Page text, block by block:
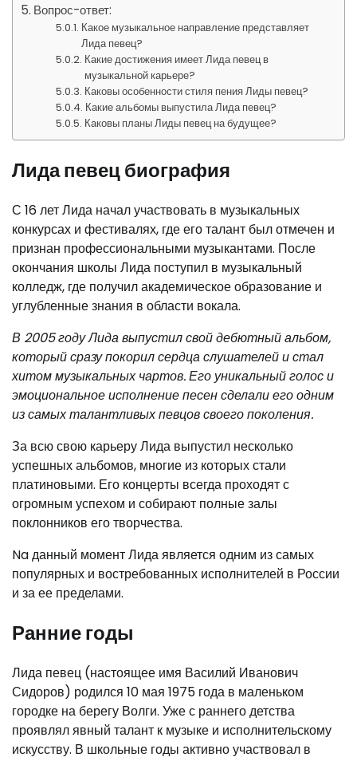
Вопрос-ответ:
Какое музыкальное направление представляет
Лида певец?
Какие достижения имеет Лида певец в
музыкальной карьере?
Каковы особенности стиля пения Лиды певец?
Какие альбомы выпустила Лида певец?
Каковы планы Лиды певец на будущее?
Лида певец биография
С 16 лет Лида начал участвовать в музыкальных
конкурсах и фестивалях, где его талант был отмечен и
признан профессиональными музыкантами. После
окончания школы Лида поступил в музыкальный
колледж, где получил академическое образование и
углубленные знания в области вокала.
В 2005 году Лида выпустил свой дебютный альбом,
который сразу покорил сердца слушателей и стал
хитом музыкальных чартов. Его уникальный голос и
эмоциональное исполнение песен сделали его одним
из самых талантливых певцов своего поколения.
За всю свою карьеру Лида выпустил несколько
успешных альбомов, многие из которых стали
платиновыми. Его концерты всегда проходят с
огромным успехом и собирают полные залы
поклонников его творчества.
Na данный момент Лида является одним из самых
популярных и востребованных исполнителей в России
и за ее пределами.
Ранние годы
Лида певец (настоящее имя Василий Иванович
Сидоров) родился 10 мая 1975 года в маленьком
городке на берегу Волги. Уже с раннего детства
проявлял явный талант к музыке и исполнительскому
искусству. В школьные годы активно участвовал в